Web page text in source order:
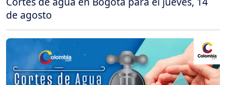
de agosto